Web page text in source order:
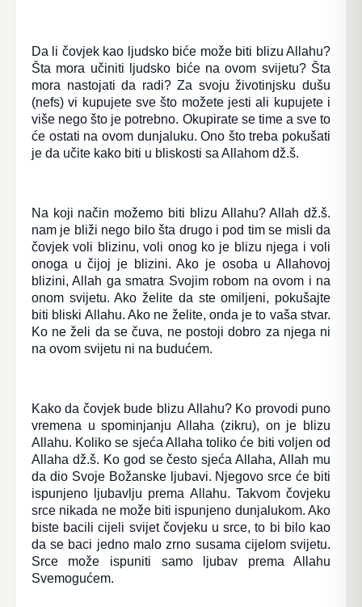
Da li čovjek kao ljudsko biće može biti blizu Allahu?
Šta mora učiniti ljudsko biće na ovom svijetu? Šta
mora nastojati da radi? Za svoju životinjsku dušu
(nefs) vi kupujete sve što možete jesti ali kupujete i
više nego što je potrebno. Okupirate se time a sve to
će ostati na ovom dunjaluku. Ono što treba pokušati
je da učite kako biti u bliskosti sa Allahom dž.š.
Na koji način možemo biti blizu Allahu? Allah dž.š.
nam je bliži nego bilo šta drugo i pod tim se misli da
čovjek voli blizinu, voli onog ko je blizu njega i voli
onoga u čijoj je blizini. Ako je osoba u Allahovoj
blizini, Allah ga smatra Svojim robom na ovom i na
onom svijetu. Ako želite da ste omiljeni, pokušajte
biti bliski Allahu. Ako ne želite, onda je to vaša stvar.
Ko ne želi da se čuva, ne postoji dobro za njega ni
na ovom svijetu ni na budućem.
Kako da čovjek bude blizu Allahu? Ko provodi puno
vremena u spominjanju Allaha (zikru), on je blizu
Allahu. Koliko se sjeća Allaha toliko će biti voljen od
Allaha dž.š. Ko god se često sjeća Allaha, Allah mu
da dio Svoje Božanske ljubavi. Njegovo srce će biti
ispunjeno ljubavlju prema Allahu. Takvom čovjeku
srce nikada ne može biti ispunjeno dunjalukom. Ako
biste bacili cijeli svijet čovjeku u srce, to bi bilo kao
da se baci jedno malo zrno susama cijelom svijetu.
Srce može ispuniti samo ljubav prema Allahu
Svemogućem.